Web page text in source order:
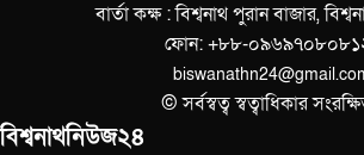
বার্তা কক্ষ : বিশ্বনাথ পুরান বাজার,
ফোন: +৮৮-
© সর্বস্বত্ব স্বত্বাধিকার
বিশ্বনাথনিউজ২৪